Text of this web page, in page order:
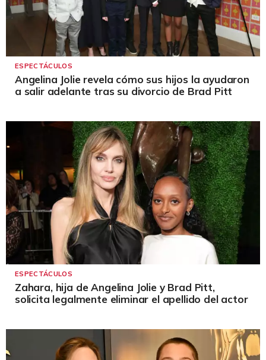
ESPECTÁCULOS
Angelina Jolie revela cómo sus hijos la ayudaron
a salir adelante tras su divorcio de Brad Pitt
ESPECTÁCULOS
Zahara, hija de Angelina Jolie y Brad Pitt,
solicita legalmente eliminar el apellido del actor